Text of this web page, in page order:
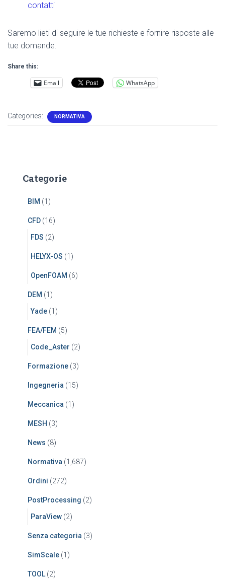
contatti
Saremo lieti di seguire le tue richieste e fornire risposte alle
tue domande.
Share this:
Email WhatsApp
Categories: NORMATIVA
Categorie
BIM (1)
CFD (16)
FDS (2)
HELYX-OS (1)
OpenFOAM (6)
DEM (1)
Yade (1)
FEA/FEM (5)
Code_Aster (2)
Formazione (3)
Ingegneria (15)
Meccanica (1)
MESH (3)
News (8)
Normativa (1,687)
Ordini (272)
PostProcessing (2)
ParaView (2)
Senza categoria (3)
SimScale (1)
TOOL (2)